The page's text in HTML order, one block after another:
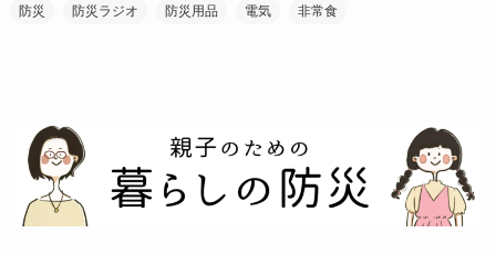
防災 防災ラジオ 防災用品 電気 非常食